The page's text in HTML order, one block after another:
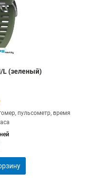
L (зеленый)
пульсометр, время